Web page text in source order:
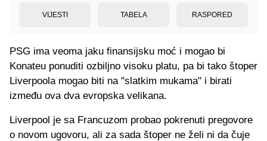
VIJESTI TABELA RASPORED
PSG ima veoma jaku finansijsku moć i mogao bi
Konateu ponuditi ozbiljno visoku platu, pa bi tako štoper
Liverpoola mogao biti na "slatkim mukama" i birati
između ova dva evropska velikana.
Liverpool je sa Francuzom probao pokrenuti pregovore
o novom ugovoru, ali za sada štoper ne želi ni da čuje